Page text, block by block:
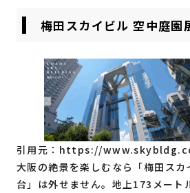
梅田スカイビル 空中庭園
引用元： https://
大阪の絶景を楽しむなら「梅田ス
台」は外せません。地上173メート